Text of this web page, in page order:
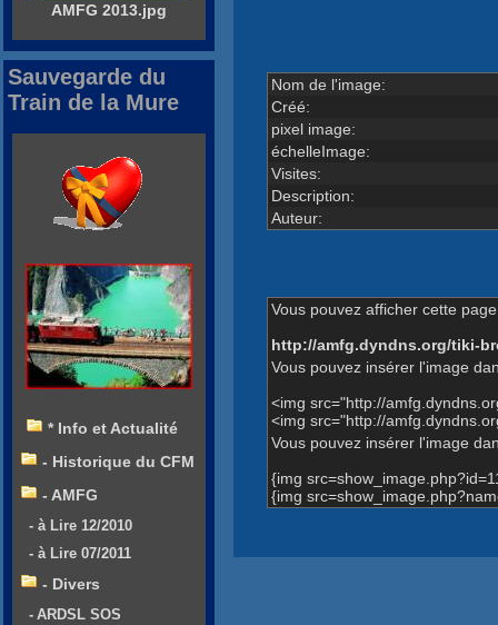
Nom de l'image:
Créé:
pixel image:
échelleImage:
Visites:
Description:
Auteur:
Vous pouvez afficher cette
http://amfg.dyndns.org/tiki-
Vous pouvez insérer l'image
<img src="http://
<img src="http://
Vous pouvez insérer l'image
{img
{img
AMFG 2013.jpg
Sauvegarde du
Train de la Mure
* Info et Actualité
- Historique du CFM
- AMFG
- à Lire 12/2010
- à Lire 07/2011
- Divers
- ARDSL SOS